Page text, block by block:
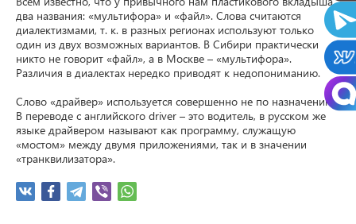
два названия: «мультифора» и «файл». Слова считаются
диалектизмами, т. к. в разных регионах используют только
один из двух возможных вариантов. В Сибири практически
никто не говорит «файл», а в Москве – «мультифора».
Различия в диалектах нередко приводят к недопониманию.
Слово «драйвер» используется совершенно не по назначению.
В переводе с английского driver – это водитель, в русском же
языке драйвером называют как программу, служащую
«мостом» между двумя приложениями, так и в значении
«транквилизатора».